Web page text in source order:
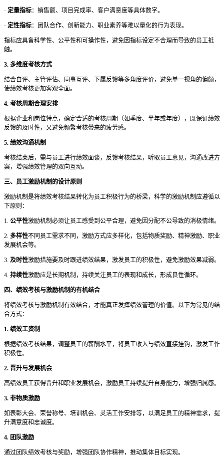
· 定量指标：销售额、项目完成率、客户满意度等具体数字。
· 定性指标：团队合作、创新能力、职业素养等难以量化的行为表现。
指标应具备科学性、公平性和可操作性，避免因指标设定不合理而导致的员工抵
触。
3. 多维度考核方式
结合自评、主管评估、同事互评、下属反馈等多角度评价，避免单一视角的偏颇，
使绩效考核更加客观全面。
4. 考核周期合理安排
根据企业和岗位特点，确定合适的考核周期（如季度、半年或年度），既保证绩效
反馈的及时性，又避免频繁考核带来的疲劳感。
5. 绩效沟通机制
考核结束后，需与员工进行绩效面谈，反馈考核结果，听取员工意见，沟通改进方
案，增强绩效管理的双向互动。
三、员工激励机制的设计原则
激励机制是将绩效考核结果转化为员工积极行为的桥梁，科学的激励机制应遵循以
下原则：
1. 公平性激励机制必须让员工感受到公平合理，避免因分配不公导致的消极情绪。
2. 多样性不同员工需求不同，激励方式应多样化，包括物质奖励、精神激励、职业
发展机会等。
3. 及时性激励措施要及时跟进绩效结果，激发员工的积极性，避免激励效果减弱。
4. 持续性激励应是长期机制，持续关注员工的表现和成长，形成良性循环。
四、绩效考核与激励机制的有机结合
将绩效考核与激励机制有效结合，才能真正发挥绩效管理的价值。以下为常见的结
合方式：
1. 绩效工资制
根据绩效考核结果，调整员工的薪酬水平，将员工收入与绩效直接挂钩，激发工作
积极性。
2. 晋升与发展机会
高绩效员工获得晋升和职业发展机会，激励员工持续提升自身能力，增强归属感。
3. 非物质激励
如表彰大会、荣誉称号、培训机会、灵活工作安排等，以满足员工的精神需求，提
升满意度和忠诚度。
4. 团队激励
通过团队绩效考核与奖励，增强团队协作精神，推动集体目标实现。